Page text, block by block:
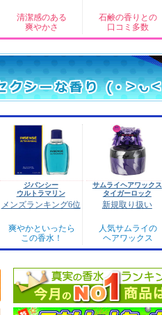
清潔感のある
爽やかさ
石鹸の香りとの
口コミ多数
ジバンシー
ウルトラマリン
メンズランキング6位
爽やかといったら
この香水！
サムライヘアワックス
タイガーロック
新規取り扱い
人気サムライの
ヘアワックス